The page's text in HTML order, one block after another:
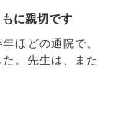
に親切です
ほどの通院で、
。先生は、また